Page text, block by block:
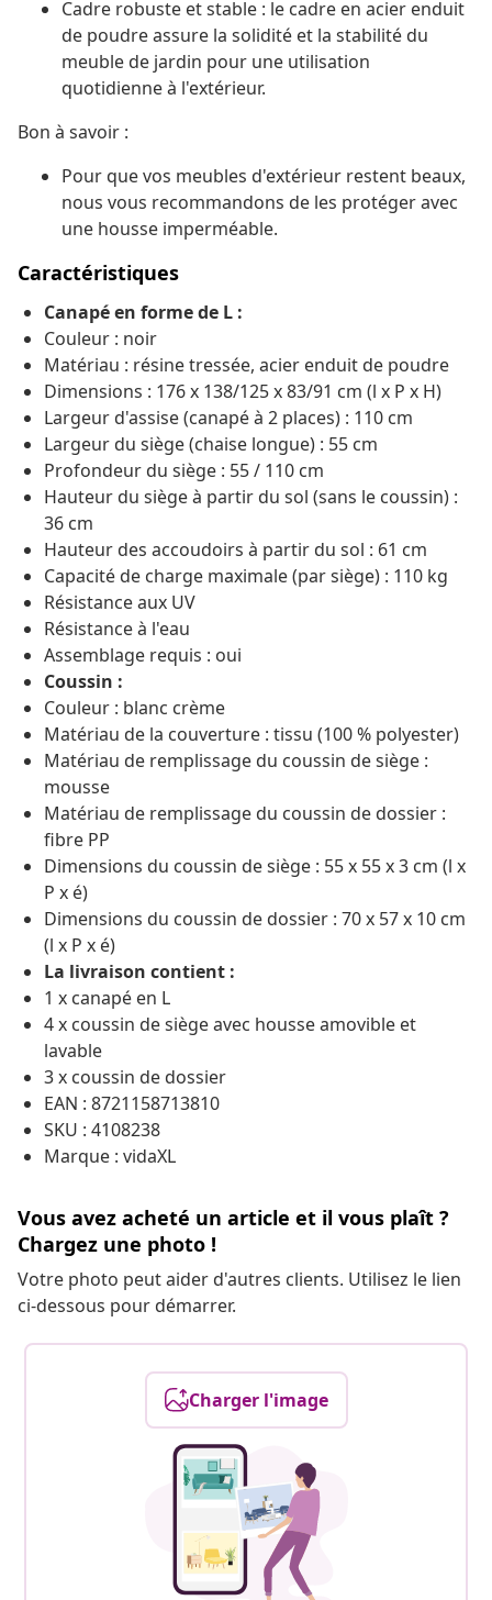
Cadre robuste et stable : le cadre en acier enduit
de poudre assure la solidité et la stabilité du
meuble de jardin pour une utilisation
quotidienne à l'extérieur.
Bon à savoir :
Pour que vos meubles d'extérieur restent beaux,
nous vous recommandons de les protéger avec
une housse imperméable.
Caractéristiques
Canapé en forme de L :
Couleur : noir
Matériau : résine tressée, acier enduit de poudre
Dimensions : 176 x 138/125 x 83/91 cm (l x P x H)
Largeur d'assise (canapé à 2 places) : 110 cm
Largeur du siège (chaise longue) : 55 cm
Profondeur du siège : 55 / 110 cm
Hauteur du siège à partir du sol (sans le coussin) :
36 cm
Hauteur des accoudoirs à partir du sol : 61 cm
Capacité de charge maximale (par siège) : 110 kg
Résistance aux UV
Résistance à l'eau
Assemblage requis : oui
Coussin :
Couleur : blanc crème
Matériau de la couverture : tissu (100 % polyester)
Matériau de remplissage du coussin de siège :
mousse
Matériau de remplissage du coussin de dossier :
fibre PP
Dimensions du coussin de siège : 55 x 55 x 3 cm (l x
P x é)
Dimensions du coussin de dossier : 70 x 57 x 10 cm
(l x P x é)
La livraison contient :
1 x canapé en L
4 x coussin de siège avec housse amovible et
lavable
3 x coussin de dossier
EAN : 8721158713810
SKU : 4108238
Marque : vidaXL
Vous avez acheté un article et il vous plaît ?
Chargez une photo !
Votre photo peut aider d'autres clients. Utilisez le lien
ci-dessous pour démarrer.
Charger l'image